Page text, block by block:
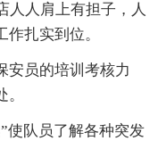
人人肩上有担子，人
扎实到位。
安员的培训考核力
使队员了解各种突发